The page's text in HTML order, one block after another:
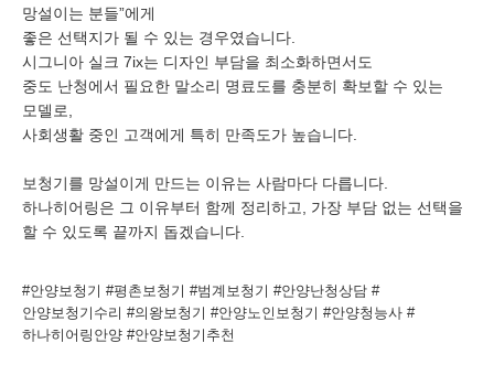
망설이는 분들”에게
좋은 선택지가 될 수 있는 경우였습니다.
시그니아 실크 7ix는 디자인 부담을 최소화하면서도
중도 난청에서 필요한 말소리 명료도를 충분히 확보할 수 있는
모델로,
사회생활 중인 고객에게 특히 만족도가 높습니다.
보청기를 망설이게 만드는 이유는 사람마다 다릅니다.
하나히어링은 그 이유부터 함께 정리하고, 가장 부담 없는 선택을
할 수 있도록 끝까지 돕겠습니다.
#안양보청기 #평촌보청기 #범계보청기 #안양난청상담 #
안양보청기수리 #의왕보청기 #안양노인보청기 #안양청능사 #
하나히어링안양 #안양보청기추천